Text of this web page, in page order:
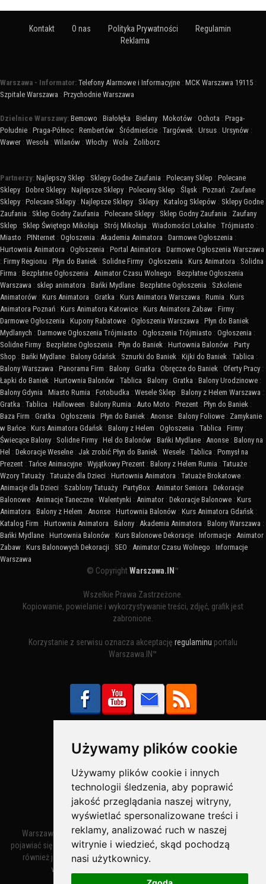
Używamy plików cookie
Używamy plików cookie i innych
technologii śledzenia, aby poprawić
jakość przeglądania naszej witryny,
wyświetlać spersonalizowane treści i
reklamy, analizować ruch w naszej
witrynie i wiedzieć, skąd pochodzą
nasi użytkownicy.
Kontakt O nas Polityka Prywatności
Regulamin
Reklama
Warszawa - Informator: Telefony Alarmowe i Informacyjne : MCK Warszawa 19115 :
Szpitale Warszawa : Przychodnie Warszawa
Dzielnice Warszawy: Bemowo : Białołęka : Bielany : Mokotów : Ochota : Praga-
Południe : Praga-Północ : Rembertów : Śródmieście : Targówek : Ursus : Ursynów :
Wawer : Wesoła : Wilanów : Włochy : Wola : Żoliborz
Partnerzy: Najlepszy Sklep : Sklepy Godne Zaufania : Polecany Sklep : Polecane
Sklepy : Dobre Sklepy : Najlepsze Sklepy : Polecany Sklep : Śląsk : Poznań : Zaufane
Sklepy : Polecane Sklepy : Najlepsze Sklepy : Sklepy : Katalog Sklepów : Sklepy Godne
Zaufania : Sklep Godny Zaufania : Polecane Sklepy : Sklep Godny Zaufania : Zaufany
Sklep : Sklep Świętego Mikołaja : Strój Mikołaja : Wiadomości Lokalne : Trójmiasto :
Miasto : PINternet : Ogłoszenia : Akademia Animatora : Darmowe Ogłoszenia :
Hurtownia Animatora : Ogłoszenia : Portal Animatora : Darmowe Ogłoszenia Warszawa
: Firmy Regionu : Płyn do Baniek : Solidne Firmy : Ogłoszenia : Kurs Animatora : Solidna
Firma : Bezpłatne Ogłoszenia : Animator Czasu Wolnego : Bezpłatne Ogłoszenia
Warszawa : sklep animatora : Bańki Mydlane : Bezpłatne Ogłoszenia : Szkolenie
Animatorów : Kurs Animatora : Gratka : Kurs Animatora Warszawa : Rumia : Kurs
Animatora Poznań : Kurs Animatora Katowice : Kurs Animatora Zabaw : Firmy :
Darmowe Ogłoszenia : Kupony Rabatowe : Ogłoszenia Warszawa : Płyn do Baniek
Mydlanych : Darmowe Ogłoszenia Trójmiasto : Ogłoszenia Trójmiasto : Ogłoszenia :
Solidne Firmy : Bezpłatne Ogłoszenia : Płyn do Baniek : Hurtownia Balonów : Party
Shop : Bańki Mydlane : Balony Gdańsk : Sznurki do Baniek : Kijki do Baniek : Tablica :
Balony Warszawa : Panorama Firm : Balony : Gratka : Obręcze do Baniek : Oferty Pracy :
Łapki do Baniek : Hurtownia Balonów : Tablica : Balony : Gratka : Balony Urodzinowe :
Balony Gdynia : Miasto Rumia : Fotobudka : Wesele Sklep : Balony z Helem Warszawa :
Gratka : Tablica : Halloween : Balony Rumia : Auto Moto : Prezent : Płyn do Baniek :
Baza Firm : Gratka : Ogłoszenia : Płyn do Baniek : Anonse : Balony Foliowe : Zamykanie
w Bańce : Kurs Animatora Gdańsk : Balony z Helem : Ogłoszenia : Tablica : Firmy :
Świecące Balony : Solidne Firmy : Hel do Balonów : Bańki Mydlane : Anonse : Balony na
Hel : Dekoracje Weselne : Jak zrobić Płyn do Baniek : Wesele : Tablica : Pomysł na
Prezent : Tańce Animacyjne : Wyjątkowy Prezent : Balony z Helem Rumia : Tatuaże :
Wzory Tatuaży : Tatuaże dla Dzieci : Hurtownia Animatora : Tatuaże Brokatowe :
Animacje dla Dzieci : Szablony Tatuaży : PartyBox : Animator Seniora : Dekoracje
Balonowe : Animacje Taneczne : Walentynki : Animator : Dekoracje Balonowe : Kurs
Animatora : Balony z Helem : Anonse : Hurtownia Balonów : Kurs Animatora Gdańsk :
Katalog Firm : Hurtownia Animatora : Balony : Akademia Animatora : Balony Warszawa :
Bańki Mydlane : Hurtownia Balonów : Kurs Balonowe Dekoracje : Informacje : Animator
Zabaw : Kurs Balonowych Dekoracji : SEO : Animator Czasu Wolnego : Informacje
Warszawa
© CopyrightWarszawa.IN ™
Wszelkie Prawa Zastrzeżone.
Kopiowanie, powielanie i wykorzystywanie treści, zdjęć, grafik jest
zabronione.
Korzystanie z serwisu oznacza akceptację regulaminu portalu
Warszawa.IN™
Bezpieczne Płatności obsługuje:
Warszawa – miasto stołeczne Warszawa. Nazwa miasta zaczęła
pojawiać się w dokumentach w XIV wieku jako Warszewa, a od XV wieku
również jako Warszowa. Zmiana nazwy na Warszawa w XV wieku
wynikała z mazowieckiej wymowy dialektycznej.